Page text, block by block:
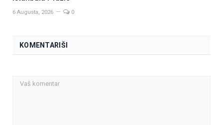
6 Augusta, 2026 0
KOMENTARIŠI